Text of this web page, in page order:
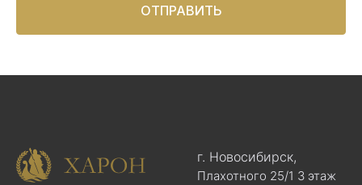
ОТПРАВИТЬ
г. Новосибирск,
Плахотного 25/1 3 этаж